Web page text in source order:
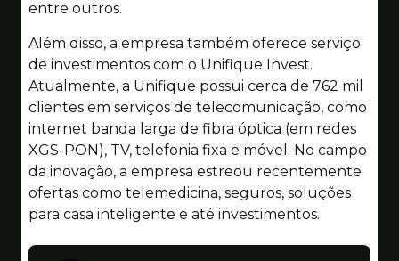
entre outros.
Além disso, a empresa também oferece serviço
de investimentos com o Unifique Invest.
Atualmente, a Unifique possui cerca de 762 mil
clientes em serviços de telecomunicação, como
internet banda larga de fibra óptica (em redes
XGS-PON), TV, telefonia fixa e móvel. No campo
da inovação, a empresa estreou recentemente
ofertas como telemedicina, seguros, soluções
para casa inteligente e até investimentos.